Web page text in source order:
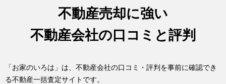
不動産売却に強い
不動産会社の口コミと評判
「お家のいろは」は、不動産会社の口コミ・評判を事前に確認でき
る不動産一括査定サイトです。